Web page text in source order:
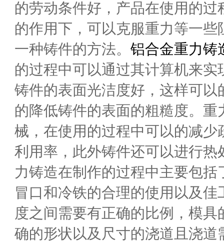
的劳动条件好，产品在使用的
的作用下，可以克服重力等一
一种铸件的方法。 铝合金重力铸
的过程中可以通过其计算机来
铸件的表面光洁度好，这样可
的降低铸件的表面的粗糙度。
械，在使用的过程中可以的减
利用率，此外铸件还可以进行
力铸造在制作的过程中主要包
冒口和冷铁的合理的使用以及
度之间需要有正确的比例，模
确的形状以及尺寸的浇道且浇